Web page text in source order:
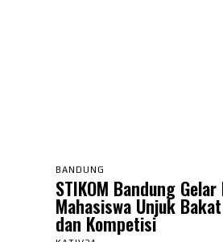
BANDUNG
STIKOM Bandung
Mahasiswa Unjuk
dan Kompetisi